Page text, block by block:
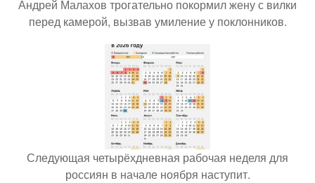
Андрей Малахов трогательно покормил жену с вилки
перед камерой, вызвав умиление у поклонников.
Следующая четырёхдневная рабочая неделя для
россиян в начале ноября наступит.